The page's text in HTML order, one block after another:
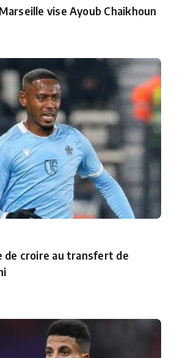
vise Ayoub Chaikhoun
de croire au transfert de